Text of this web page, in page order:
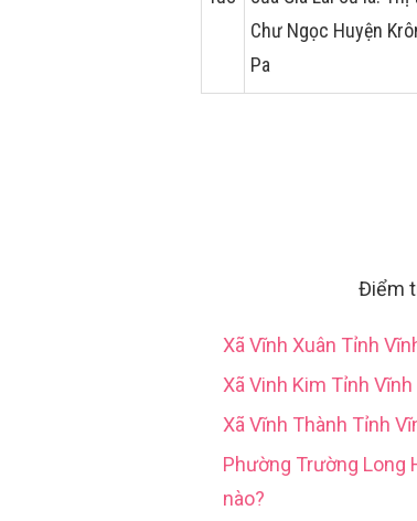
Chư Ngọc Huyện
Pa
Điểm
Xã Vĩnh Xuân Tỉnh
Xã Vinh Kim Tỉnh
Xã Vĩnh Thành Tỉnh
Phường Trường Long
nào?